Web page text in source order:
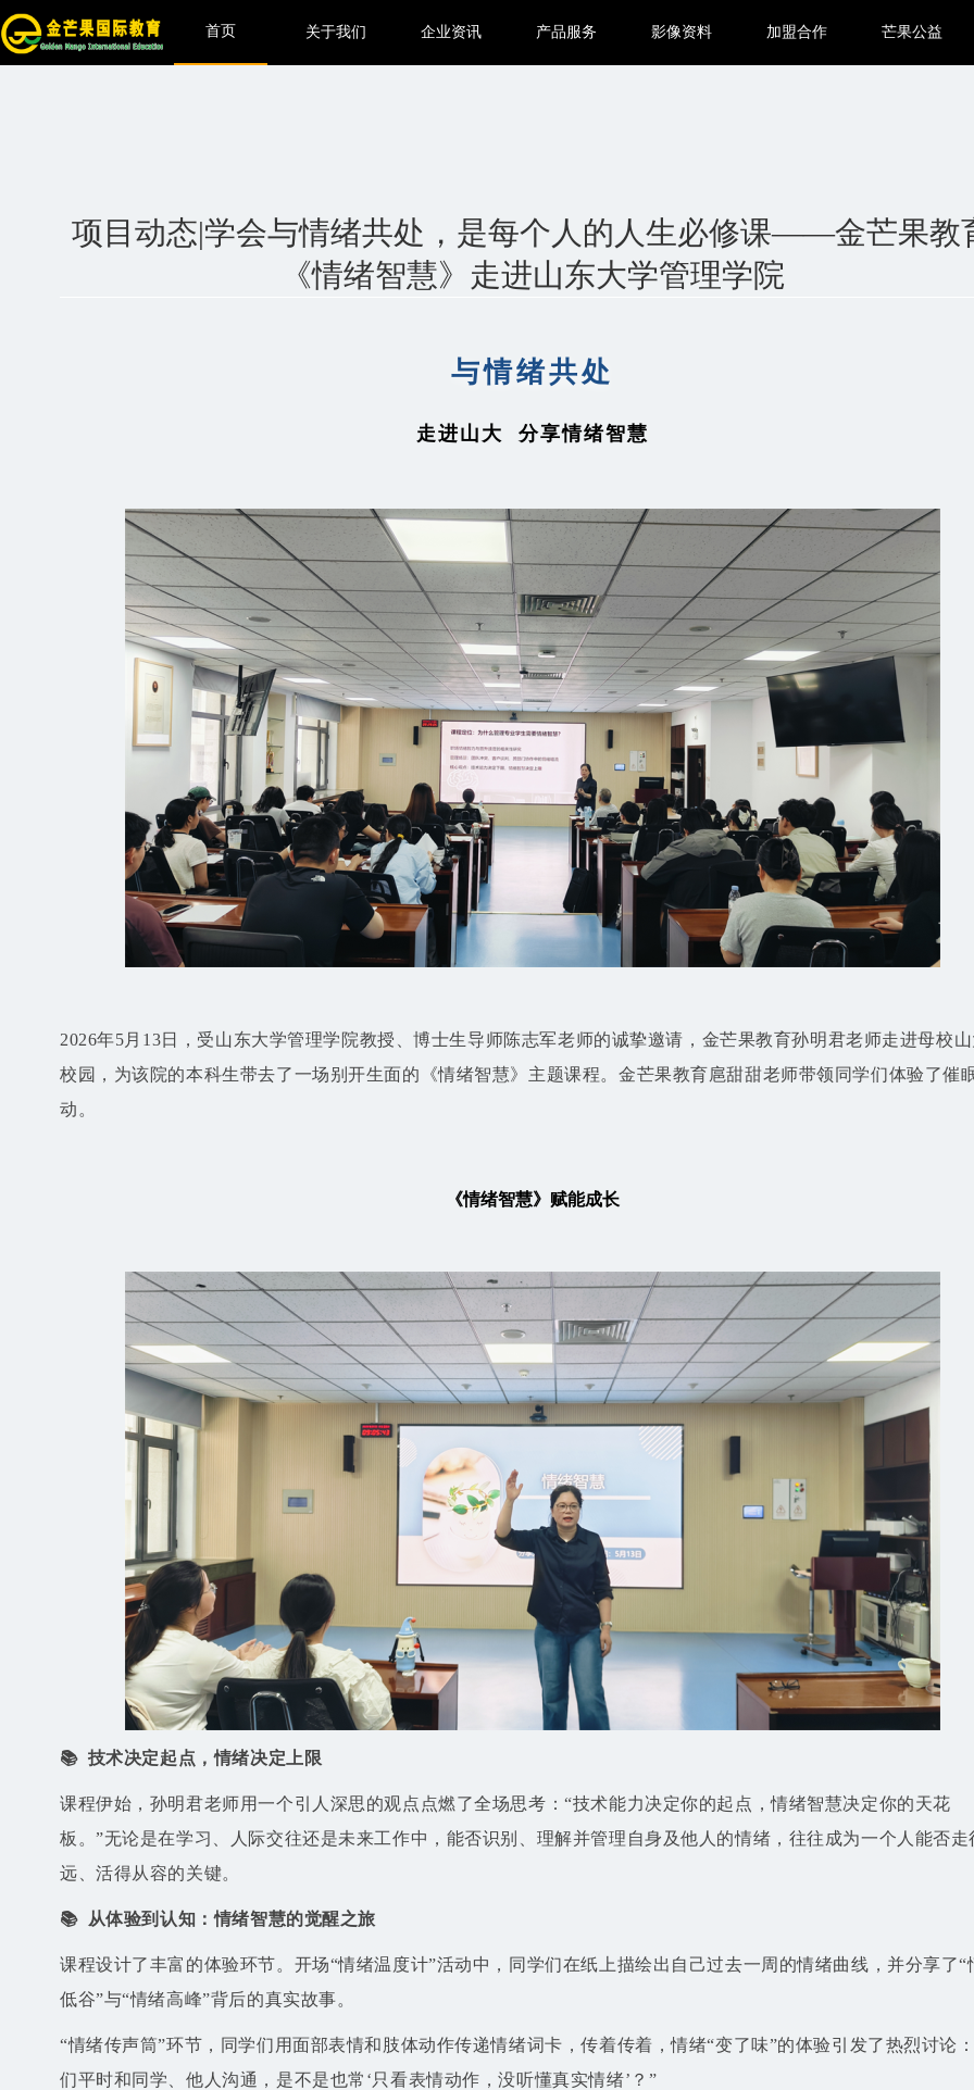
项目动态|学会与情绪共处，是每个人的人生必修课——金芒果教
《情绪智慧》走进山东大学管理学院
与情绪共处
走进山大 分享情绪智慧
2026年5月13日，受山东大学管理学院教授、博士生导师陈志军老师的诚挚邀请，金芒果教育孙明君老师走进母校
校园，为该院的本科生带去了一场别开生面的《情绪智慧》主题课程。金芒果教育扈甜甜老师带领同学们体验了催
动。
《情绪智慧》赋能成长
📚 技术决定起点，情绪决定上限
课程伊始，孙明君老师用一个引人深思的观点点燃了全场思考：“技术能力决定你的起点，情绪智慧决定你的天花
板。”无论是在学习、人际交往还是未来工作中，能否识别、理解并管理自身及他人的情绪，往往成为一个人能否走
远、活得从容的关键。
📚 从体验到认知：情绪智慧的觉醒之旅
课程设计了丰富的体验环节。开场“情绪温度计”活动中，同学们在纸上描绘出自己过去一周的情绪曲线，并分享了“
低谷”与“情绪高峰”背后的真实故事。
“情绪传声筒”环节，同学们用面部表情和肢体动作传递情绪词卡，传着传着，情绪“变了味”的体验引发了热烈讨论
们平时和同学、他人沟通，是不是也常‘只看表情动作，没听懂真实情绪’？”
首页 关于我们 企业资讯 产品服务 影像资料 加盟合作 芒果公益